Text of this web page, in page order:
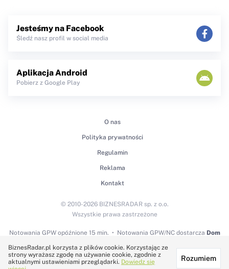
Jesteśmy na Facebook
Śledź nasz profil w social media
Aplikacja Android
Pobierz z Google Play
O nas
Polityka prywatności
Regulamin
Reklama
Kontakt
Notowania GPWopóźnione 15 min. Notowania GPW/NC dostarcza Dom
© 2010-2026 BIZNESRADAR sp. z o.o.
Wszystkie prawa zastrzeżone
Technologię dostarcza:
BiznesRadar.pl korzysta z plików cookie. Korzystając ze
strony wyrażasz zgodę na używanie cookie, zgodnie z
aktualnymi ustawieniami przeglądarki. Dowiedz się
Rozumiem